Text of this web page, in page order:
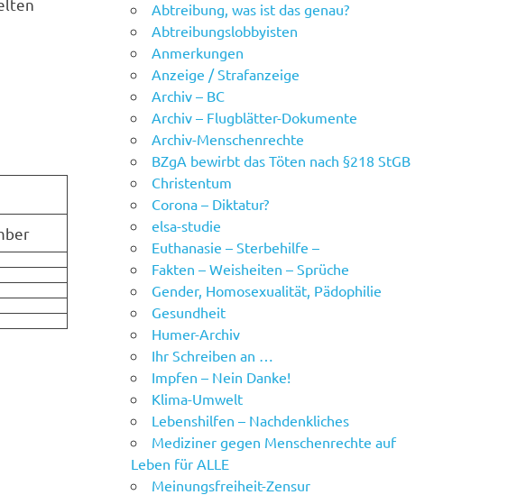
Abtreibung, was ist das genau?
Abtreibungslobbyisten
Anmerkungen
Anzeige / Strafanzeige
Archiv – BC
Archiv – Flugblätter-Dokumente
Archiv-Menschenrechte
BZgA bewirbt das Töten nach §218 StGB
Christentum
Corona – Diktatur?
elsa-studie
Euthanasie – Sterbehilfe –
Fakten – Weisheiten – Sprüche
Gender, Homosexualität, Pädophilie
Gesundheit
Humer-Archiv
Ihr Schreiben an …
Impfen – Nein Danke!
Klima-Umwelt
Lebenshilfen – Nachdenkliches
Mediziner gegen Menschenrechte auf
Leben für ALLE
Meinungsfreiheit-Zensur